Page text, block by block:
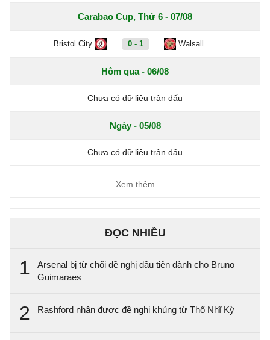
Carabao Cup, Thứ 6 - 07/08
Bristol City 0 - 1 Walsall
Hôm qua - 06/08
Chưa có dữ liệu trận đấu
Ngày - 05/08
Chưa có dữ liệu trận đấu
Xem thêm
ĐỌC NHIỀU
1
Arsenal bị từ chối đề nghị đầu tiên dành cho Bruno
Guimaraes
2 Rashford nhận được đề nghị khủng từ Thổ Nhĩ Kỳ